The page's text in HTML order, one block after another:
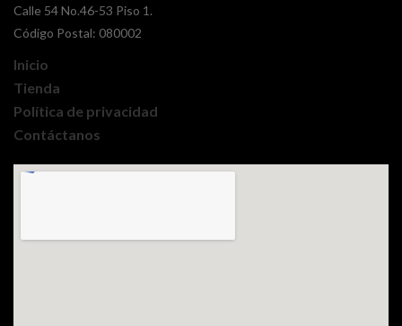
Calle 54 No.46-53 Piso 1.
Código Postal: 080002
Inicio
Tienda
Política de privacidad
Contáctanos